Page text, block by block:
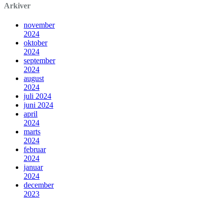
Arkiver
november
2024
oktober
2024
september
2024
august
2024
juli 2024
juni 2024
april
2024
marts
2024
februar
2024
januar
2024
december
2023